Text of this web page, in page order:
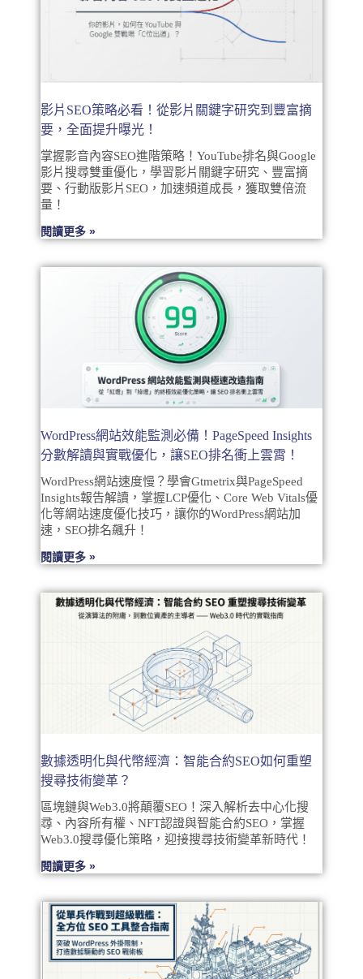
影片SEO策略必看！從影片關鍵字研究到豐富摘
要，全面提升曝光！
掌握影音內容SEO進階策略！YouTube排名與Google
影片搜尋雙重優化，學習影片關鍵字研究、豐富摘
要、行動版影片SEO，加速頻道成長，獲取雙倍流
量！
閱讀更多 »
WordPress網站效能監測必備！PageSpeed Insights
分數解讀與實戰優化，讓SEO排名衝上雲霄！
WordPress網站速度慢？學會Gtmetrix與PageSpeed
Insights報告解讀，掌握LCP優化、Core Web Vitals優
化等網站速度優化技巧，讓你的WordPress網站加
速，SEO排名飆升！
閱讀更多 »
數據透明化與代幣經濟：智能合約SEO如何重塑
搜尋技術變革？
區塊鏈與Web3.0將顛覆SEO！深入解析去中心化搜
尋、內容所有權、NFT認證與智能合約SEO，掌握
Web3.0搜尋優化策略，迎接搜尋技術變革新時代！
閱讀更多 »